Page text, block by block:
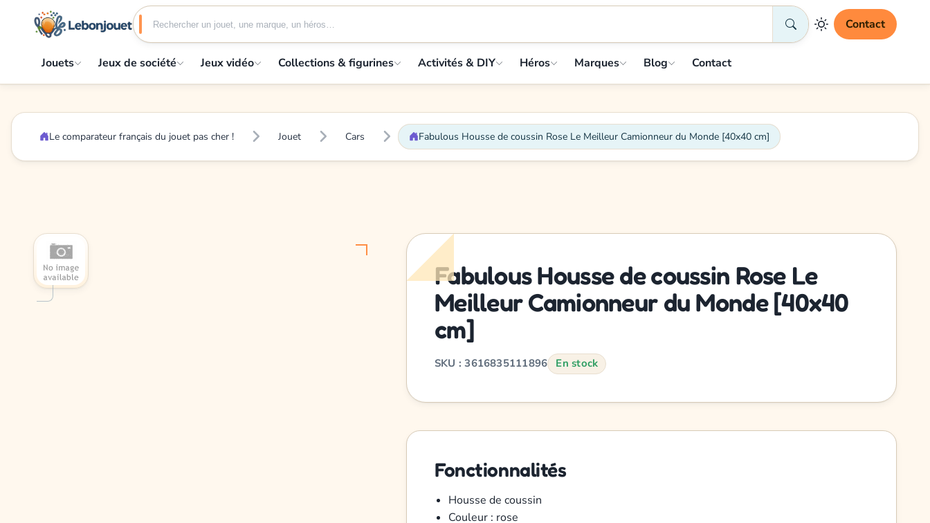
Contact
Jouets Jeux de société Jeux vidéo Collections & figurines Activités & DIY Héros Marques Blog Contact
Le comparateur français du jouet pas cher ! Jouet Cars Fabulous Housse de coussin Rose Le Meilleur Camionneur du Monde [40x40 cm]
Fabulous Housse de coussin Rose Le
Meilleur Camionneur du Monde [40x40
cm]
SKU : 3616835111896 En stock
Fonctionnalités
Housse de coussin
Couleur : rose